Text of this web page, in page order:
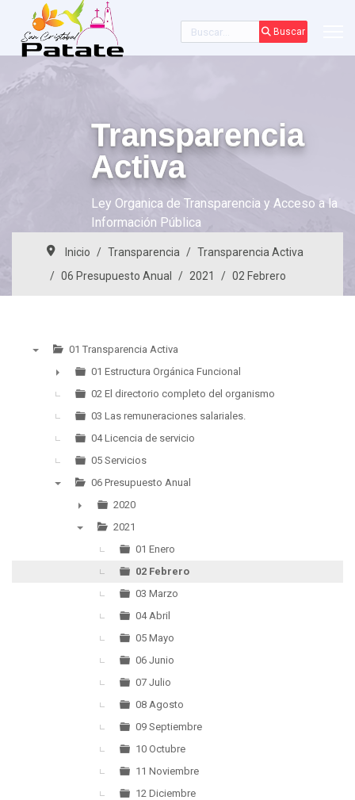
Buscar Buscar
Transparencia
Activa
Ley Organica de Transparencia y Acceso a la
Información Pública
Inicio Transparencia
Transparencia Activa
06 Presupuesto Anual
2021 02 Febrero
01 Transparencia Activa
►
01 Estructura Orgánica Funcional
02 El directorio completo del organismo
03 Las remuneraciones salariales.
04 Licencia de servicio
05 Servicios
06 Presupuesto Anual
►
2020
2021
01 Enero
02 Febrero
03 Marzo
04 Abril
05 Mayo
06 Junio
07 Julio
08 Agosto
09 Septiembre
10 Octubre
11 Noviembre
12 Diciembre